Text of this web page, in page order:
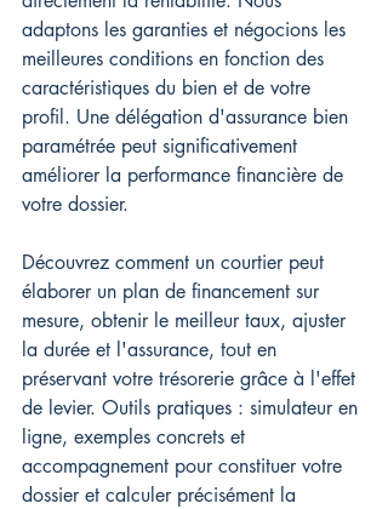
adaptons les garanties et négocions les
meilleures conditions en fonction des
caractéristiques du bien et de votre
profil. Une délégation d'assurance bien
paramétrée peut significativement
améliorer la performance financière de
votre dossier.
Découvrez comment un courtier peut
élaborer un plan de financement sur
mesure, obtenir le meilleur taux, ajuster
la durée et l'assurance, tout en
préservant votre trésorerie grâce à l'effet
de levier. Outils pratiques : simulateur en
ligne, exemples concrets et
accompagnement pour constituer votre
dossier et calculer précisément la